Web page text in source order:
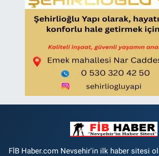
FİB Haber.com Nevsehir'in ilk haber sitesi